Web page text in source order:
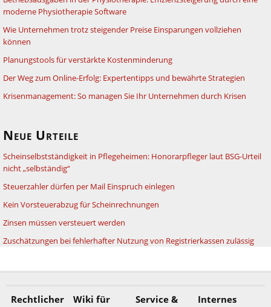
moderne Physiotherapie Software
Wie Unternehmen trotz steigender Preise Einsparungen vollziehen
können
Planungstools für verstärkte Kostenminderung
Der Weg zum Online-Erfolg: Expertentipps und bewährte Strategien
Krisenmanagement: So managen Sie Ihr Unternehmen durch Krisen
Neue Urteile
Scheinselbstständigkeit in Pflegeheimen: Honorarpfleger laut BSG-Urteil
nicht „selbständig“
Steuerzahler dürfen per Mail Einspruch einlegen
Kein Vorsteuerabzug für Scheinrechnungen
Zinsen müssen versteuert werden
Zuschätzungen bei fehlerhafter Nutzung von Registrierkassen zulässig
Rechtlicher
Wiki für
Service &
Internes